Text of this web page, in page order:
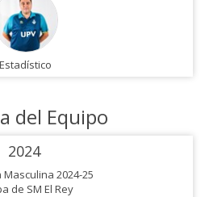
Estadístico
del Equipo
2024
Masculina 2024-25
de SM El Rey